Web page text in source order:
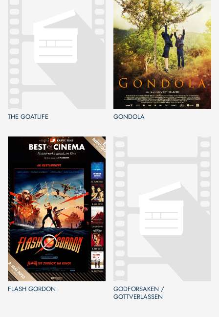
THE GOATLIFE GONDOLA
FLASH GORDON
GODFORSAKEN /
GOTTVERLASSEN